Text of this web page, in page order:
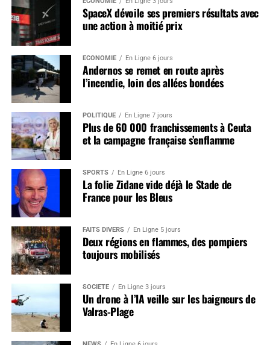
SpaceX dévoile ses premiers résultats avec
une action à moitié prix
ÉCONOMIE En Ligne 6 jours
Andernos se remet en route après
l’incendie, loin des allées bondées
POLITIQUE En Ligne 7 jours
Plus de 60 000 franchissements à Ceuta
et la campagne française s’enflamme
SPORTS En Ligne 6 jours
La folie Zidane vide déjà le Stade de
France pour les Bleus
FAITS DIVERS En Ligne 5 jours
Deux régions en flammes, des pompiers
toujours mobilisés
SOCIÉTÉ En Ligne 3 jours
Un drone à l’IA veille sur les baigneurs de
Valras-Plage